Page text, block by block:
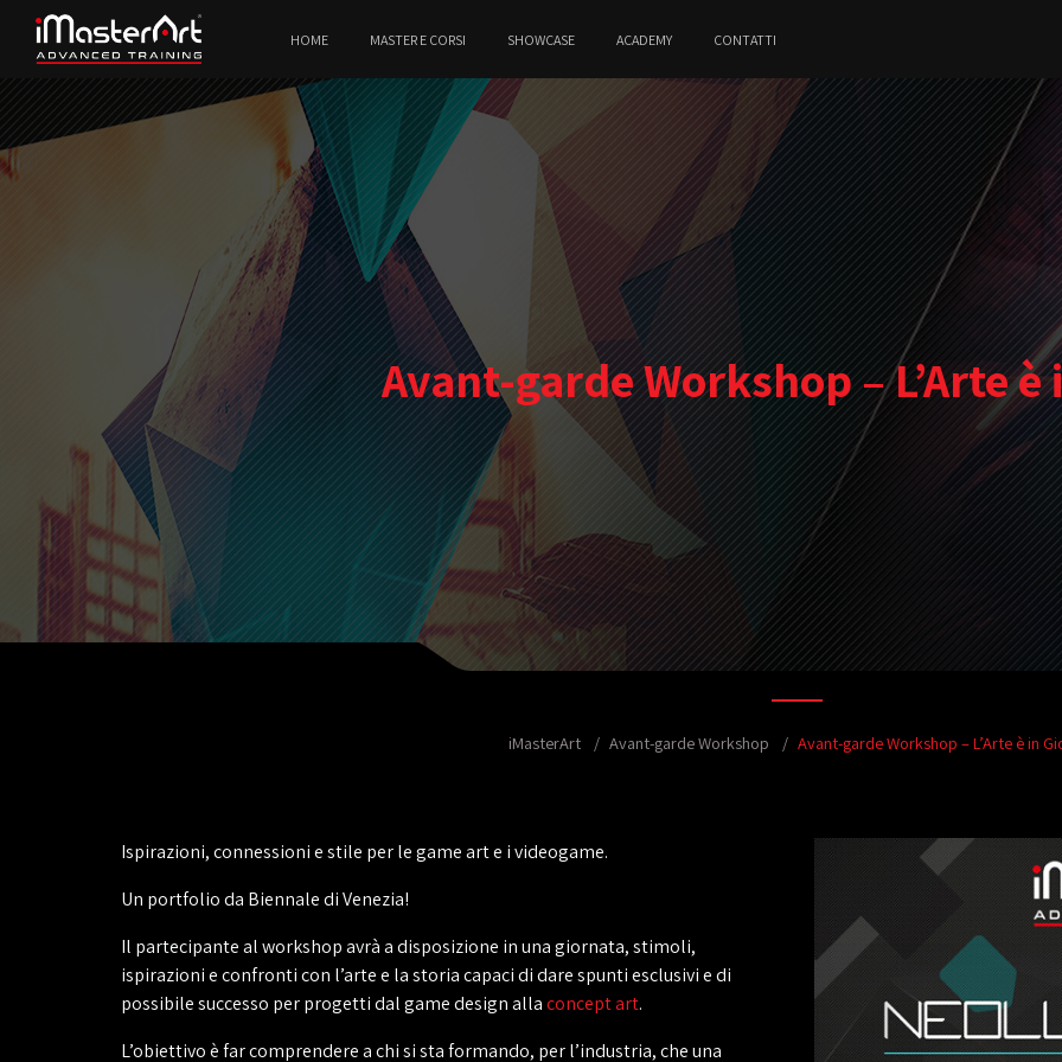
HOME MASTER E CORSI SHOWCASE ACADEMY CONTATTI
Avant-garde Workshop – L’Arte è
iMasterArt Avant-garde Workshop Avant-garde Workshop – L’Arte è in
Ispirazioni, connessioni e stile per le game art e i videogame.
Un portfolio da Biennale di Venezia!
Il partecipante al workshop avrà a disposizione in una giornata, stimoli,
ispirazioni e confronti con l’arte e la storia capaci di dare spunti esclusivi e di
possibile successo per progetti dal game design allaconcept art.
L’obiettivo è far comprendere a chi si sta formando, per l’industria, che una